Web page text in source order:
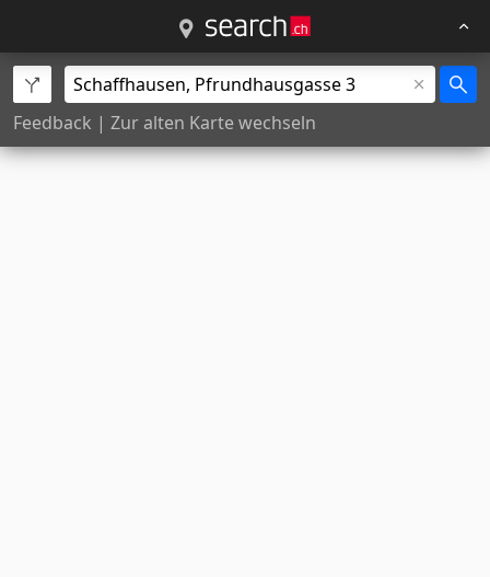
Feedback | Zur alten Karte wechseln